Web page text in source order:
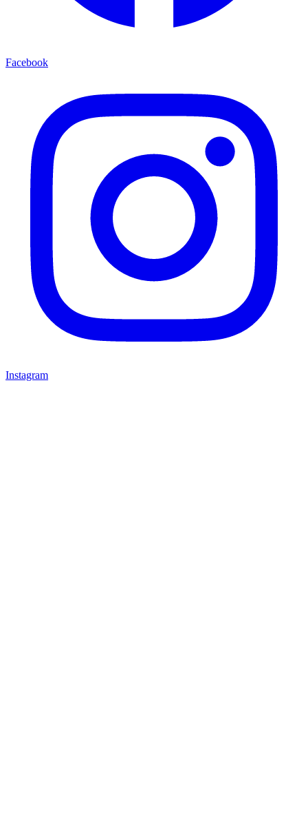
Facebook
Instagram